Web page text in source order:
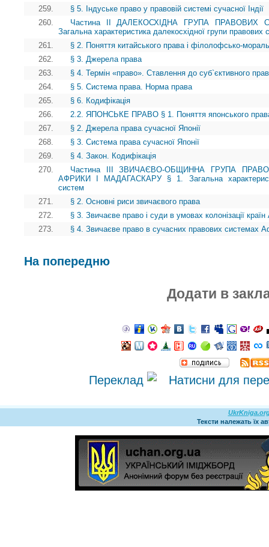
259.
§ 5. Індуське право у правовій системі сучасної Індії
260.
Частина II ДАЛЕКОСХІДНА ГРУПА
Загальна характеристика далекосхідної групи правових
261.
§ 2. Поняття китайського права і філолофсько-
262.
§ 3. Джерела права
263.
§ 4. Термін «право». Ставлення до суб`єктивного
264.
§ 5. Система права. Норма права
265.
§ 6. Кодифікація
266.
2.2. ЯПОНСЬКЕ ПРАВО § 1. Поняття японського права
267.
§ 2. Джерела права сучасної Японії
268.
§ 3. Система права сучасної Японії
269.
§ 4. Закон. Кодифікація
270.
Частина III ЗВИЧАЄВО-ОБЩИННА ГРУПА
АФРИКИ І МАДАГАСКАРУ § 1. Загальна
систем
271.
§ 2. Основні риси звичаєвого права
272.
§ 3. Звичаєве право і суди в умовах колонізації
273.
§ 4. Звичаєве право в сучасних правових системах
На попередню
Додати в
Переклад
Тексти належать їх